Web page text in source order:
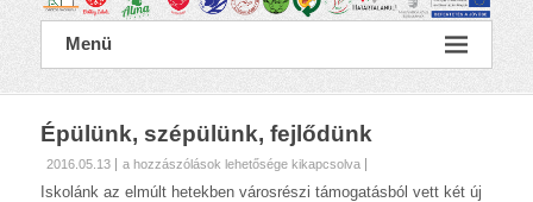
Menü
Épülünk, szépülünk, fejlődünk
2016.05.13
Épülünk,
szépülünk,
a hozzászólások lehetősége kikapcsolva
Iskolánk az elmúlt hetekben városrészi támogatásból vett két új